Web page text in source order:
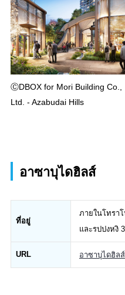
ⒸDBOX for Mori Building Co.,
Ltd. - Azabudai Hills
อาซาบุไดฮิลส์
ที่อยู่
ภายในโทรา
และรปปงหงิ
URL อาซาบุไดฮิลส์